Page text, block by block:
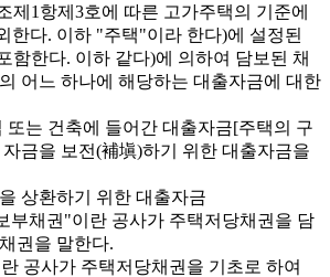
제1항제3호에 따른 고가주택의 기준에
한다. 이하 "주택"이라 한다)에 설정된
함한다. 이하 같다)에 의하여 담보된 채
어느 하나에 해당하는 대출자금에 대한
또는 건축에 들어간 대출자금[주택의 구
금을 보전(補塡)하기 위한 대출자금을
상환하기 위한 대출자금
부채권"이란 공사가 주택저당채권을 담
권을 말한다.
공사가 주택저당채권을 기초로 하여